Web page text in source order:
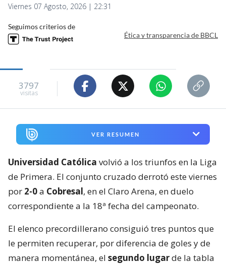
Viernes 07 Agosto, 2026 | 22:31
Seguimos criterios de
Ética y transparencia de BBCL
3797
visitas
VER RESUMEN
Universidad Católica volvió a los triunfos en la Liga
de Primera. El conjunto cruzado derrotó este viernes
por 2-0a Cobresal, en el Claro Arena, en duelo
correspondiente a la 18ª fecha del campeonato.
El elenco precordillerano consiguió tres puntos que
le permiten recuperar, por diferencia de goles y de
manera momentánea, el segundo lugarde la tabla